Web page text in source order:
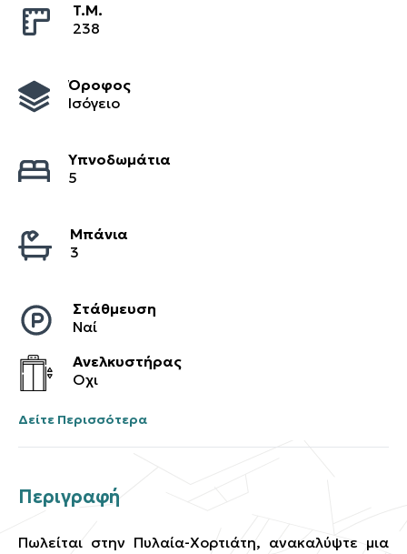
T.M.
238
Όροφος
Ισόγειο
Υπνοδωμάτια
5
Μπάνια
3
Στάθμευση
Ναί
Ανελκυστήρας
Οχι
Δείτε Περισσότερα
Περιγραφή
Πωλείται στην Πυλαία-Χορτιάτη, ανακαλύψτε μια